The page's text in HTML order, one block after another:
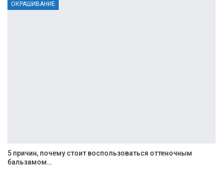
ОКРАШИВАНИЕ
5 причин, почему стоит воспользоваться оттеночным
бальзамом…